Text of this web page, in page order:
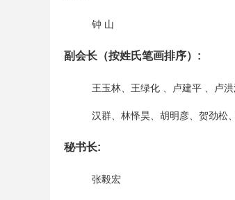
钟 山
副会长（按姓氏笔画排序）:
王玉林、王绿化 、卢建平 、卢
汉群、林怿昊、胡明彦、贺劲松
秘书长:
张毅宏